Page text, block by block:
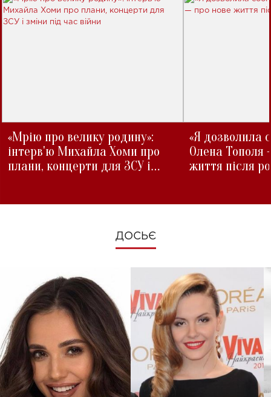
«Мрію про велику родину»:
інтерв'ю Михайла Хоми про
плани, концерти для ЗСУ і
«Я дозволила
Олена Тополя
життя після
ДОСЬЄ